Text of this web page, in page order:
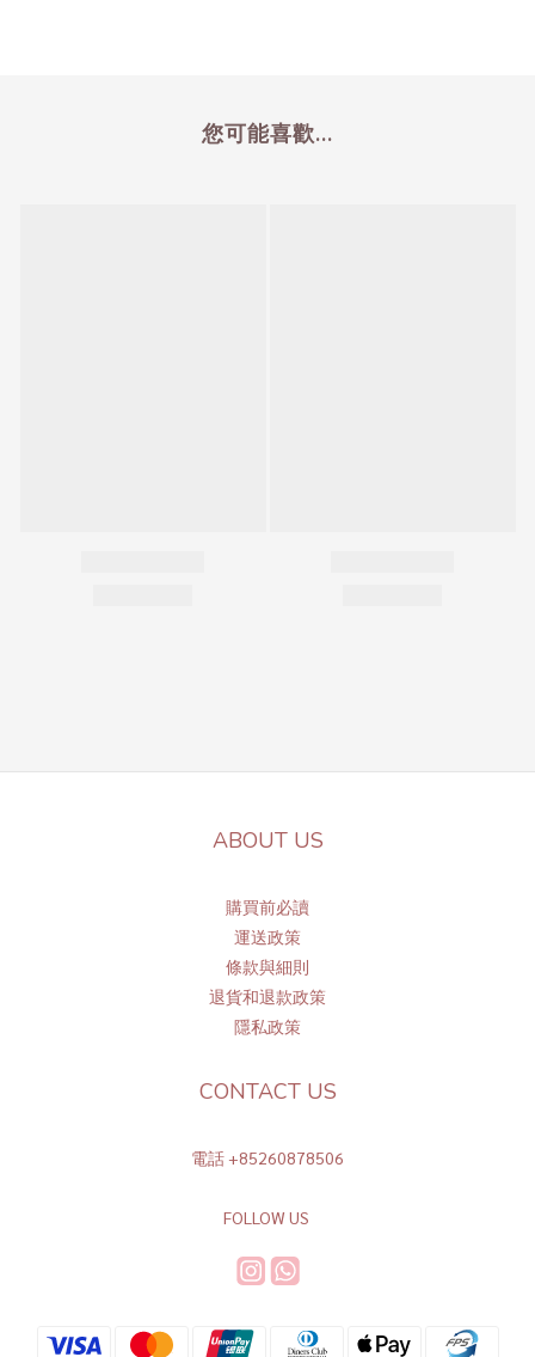
您可能喜歡...
ABOUT US
購買前必讀
運送政策
條款與細則
退貨和退款政策
隱私政策
CONTACT US
電話 +85260878506
FOLLOW US